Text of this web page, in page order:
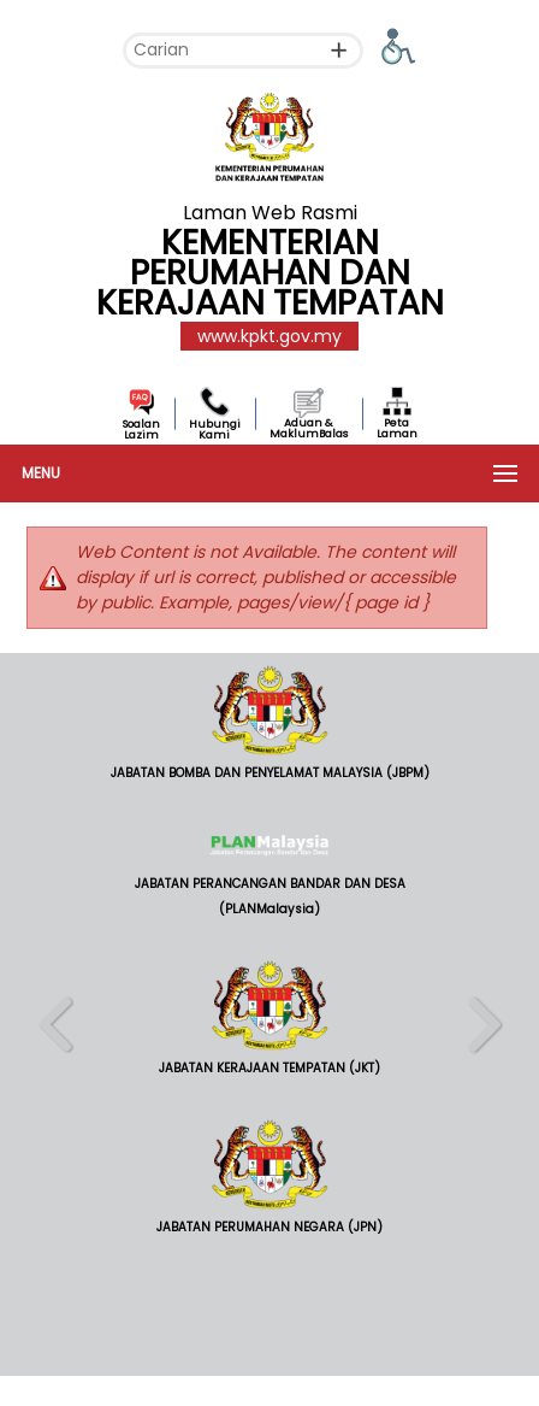
Laman Web Rasmi
KEMENTERIAN
PERUMAHAN DAN
KERAJAAN TEMPATAN
www.kpkt.gov.my
Soalan
Lazim
Hubungi
Kami
Aduan &
MaklumBalas
Peta
Laman
MENU
Web Content is not Available. The content will
display if url is correct, published or accessible
by public. Example, pages/view/{ page id }
JABATAN BOMBA DAN PENYELAMAT MALAYSIA (JBPM)
JABATAN PERANCANGAN BANDAR DAN DESA
(PLANMalaysia)
JABATAN KERAJAAN TEMPATAN (JKT)
JABATAN PERUMAHAN NEGARA (JPN)